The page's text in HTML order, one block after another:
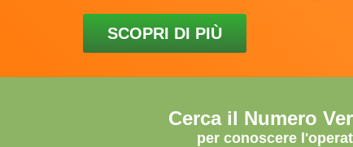
SCOPRI DI PIÙ
Cerca il Numero
per conoscere